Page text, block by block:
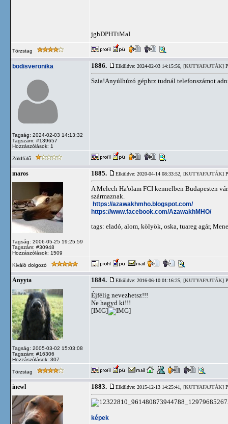
jghDPHTiMaI
Törzstag
bodisveronika
Tagság: 2024-02-03 14:13:32
Tagszám: #139657
Hozzászólások: 1
1886. Elküldve: 2024-02-03 14:15:56, [KUTYAFAJTÁK]
Szia!Anyúlhúzó géphrz tudnál telefonszámot
Zöldfülű
maros
Tagság: 2006-05-25 19:25:59
Tagszám: #30948
Hozzászólások: 1509
1885. Elküldve: 2020-04-14 08:33:52, [KUTYAFAJTÁK]
A Melech Ha'olam FCI kennelben Budapesten
származnak.
https://azawakhmho.blogspot.com/
https://www.facebook.com/AzawakhMHO/
tags: eladó, alom, kölyök, oska, tuareg agár,
Kiváló dolgozó
Anyyta
Tagság: 2005-03-02 15:03:08
Tagszám: #16306
Hozzászólások: 307
1884. Elküldve: 2016-06-10 01:16:25, [KUTYAFAJTÁK]
Éjfélig nevezhetsz!!!
Ne hagyd ki!!!
[IMG]
Törzstag
inewl 1883. Elküldve: 2015-12-13 14:25:41, [KUTYAFAJTÁK]
képek